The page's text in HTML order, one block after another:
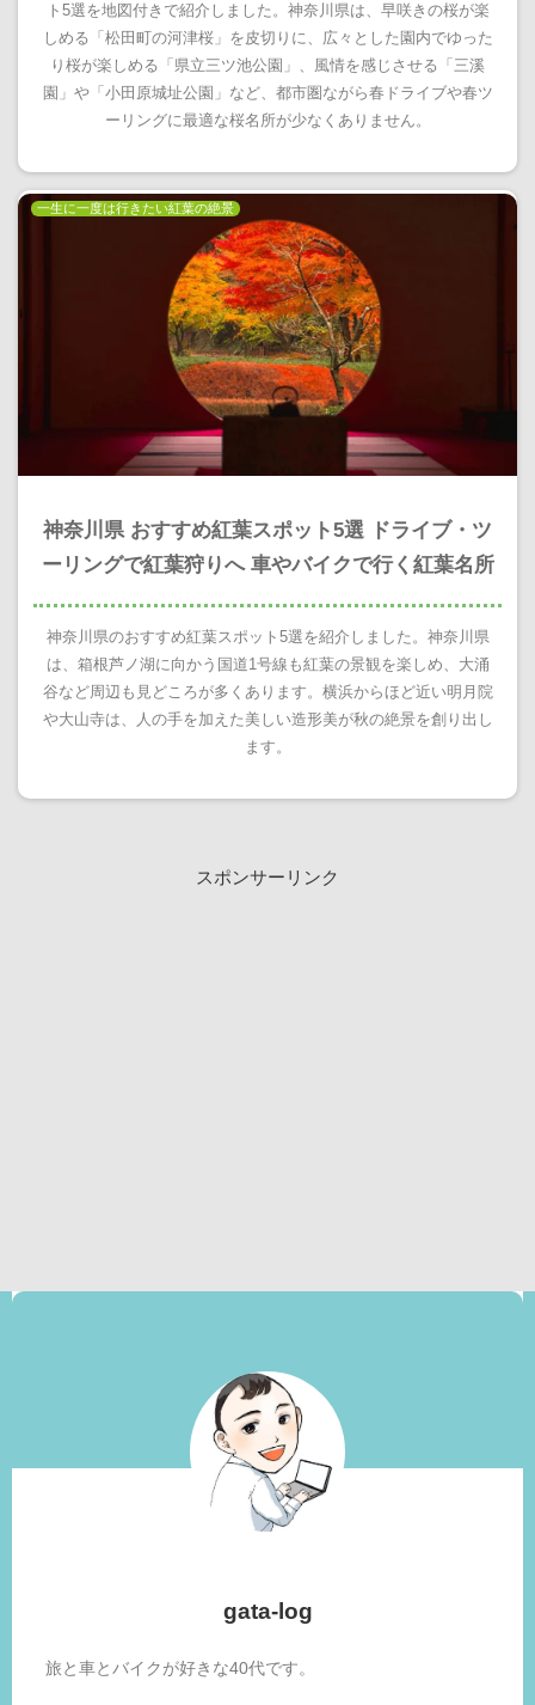
ト5選を地図付きで紹介しました。神奈川県は、早咲きの桜が楽
しめる「松田町の河津桜」を皮切りに、広々とした園内でゆった
り桜が楽しめる「県立三ツ池公園」、風情を感じさせる「三溪
園」や「小田原城址公園」など、都市圏ながら春ドライブや春ツ
ーリングに最適な桜名所が少なくありません。
一生に一度は行きたい紅葉の絶景
神奈川県 おすすめ紅葉スポット5選 ドライブ・ツ
ーリングで紅葉狩りへ 車やバイクで行く紅葉名所
神奈川県のおすすめ紅葉スポット5選を紹介しました。神奈川県
は、箱根芦ノ湖に向かう国道1号線も紅葉の景観を楽しめ、大涌
谷など周辺も見どころが多くあります。横浜からほど近い明月院
や大山寺は、人の手を加えた美しい造形美が秋の絶景を創り出し
ます。
スポンサーリンク
gata-log
旅と車とバイクが好きな40代です。